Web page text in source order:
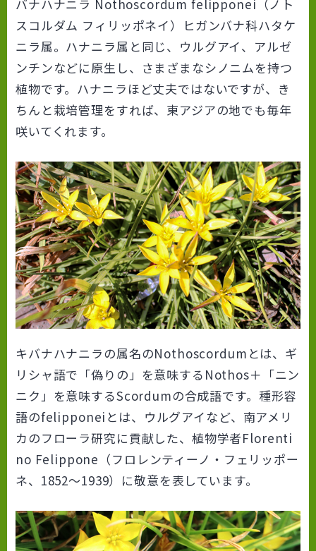
バナハナニラ Nothoscordum felipponei （ノト
スコルダム フィリッポネイ）ヒガンバナ科ハタケ
ニラ属。ハナニラ属と同じ、ウルグアイ、アルゼ
ンチンなどに原生し、さまざまなシノニムを持つ
植物です。ハナニラほど丈夫ではないですが、き
ちんと栽培管理をすれば、東アジアの地でも毎年
咲いてくれます。
キバナハナニラの属名のNothoscordum とは、ギ
リシャ語で「偽りの」を意味するNothos＋「ニン
ニク」を意味するScordumの合成語です。種形容
語のfelipponei とは、ウルグアイなど、南アメリ
カのフローラ研究に貢献した、植物学者Florenti
no Felippone（フロレンティーノ・フェリッポー
ネ、1852～1939）に敬意を表しています。